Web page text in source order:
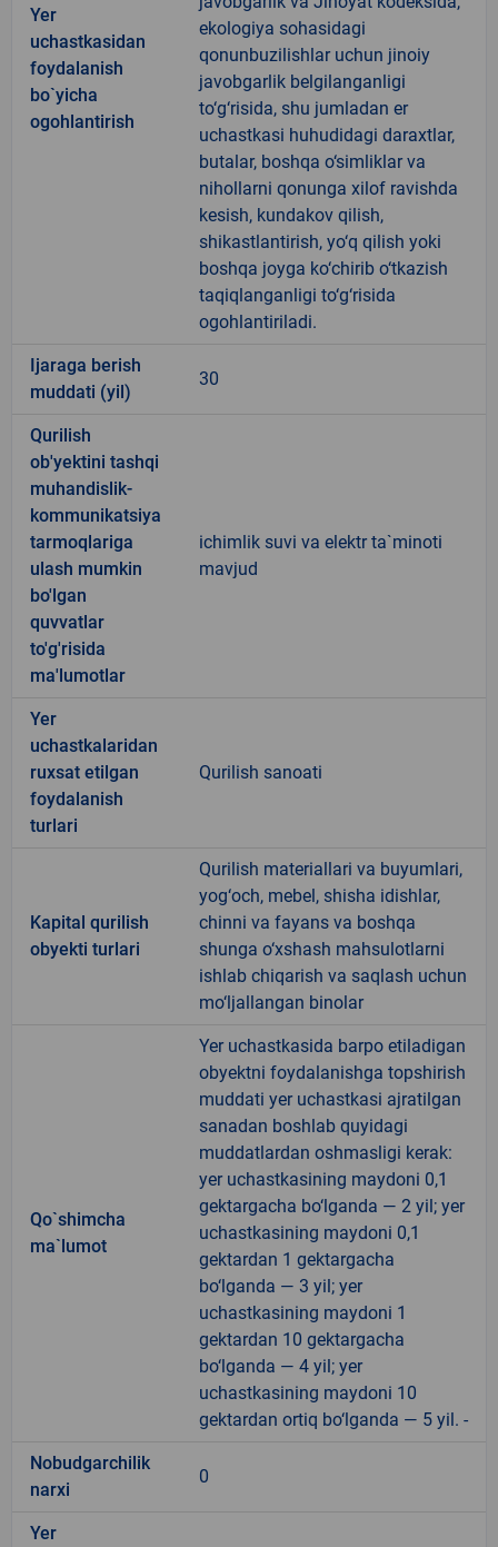
Yer
uchastkasidan
foydalanish
bo`yicha
ogohlantirish
ekologiya sohasidagi
qonunbuzilishlar uchun jinoiy
javobgarlik belgilanganligi
to‘g‘risida, shu jumladan er
uchastkasi huhudidagi daraxtlar,
butalar, boshqa o‘simliklar va
nihollarni qonunga xilof ravishda
kesish, kundakov qilish,
shikastlantirish, yo‘q qilish yoki
boshqa joyga ko‘chirib o‘tkazish
taqiqlanganligi to‘g‘risida
ogohlantiriladi.
Ijaraga berish
muddati (yil)
30
Qurilish
ob'yektini tashqi
muhandislik-
kommunikatsiya
tarmoqlariga
ulash mumkin
bo'lgan
quvvatlar
to'g'risida
ma'lumotlar
ichimlik suvi va elektr ta`minoti
mavjud
Yer
uchastkalaridan
ruxsat etilgan
foydalanish
turlari
Qurilish sanoati
Kapital qurilish
obyekti turlari
Qurilish materiallari va buyumlari,
yog‘och, mebel, shisha idishlar,
chinni va fayans va boshqa
shunga o‘xshash mahsulotlarni
ishlab chiqarish va saqlash uchun
mo‘ljallangan binolar
Qo`shimcha
ma`lumot
Yer uchastkasida barpo etiladigan
obyektni foydalanishga topshirish
muddati yer uchastkasi ajratilgan
sanadan boshlab quyidagi
muddatlardan oshmasligi kerak:
yer uchastkasining maydoni 0,1
gektargacha bo‘lganda — 2 yil; yer
uchastkasining maydoni 0,1
gektardan 1 gektargacha
bo‘lganda — 3 yil; yer
uchastkasining maydoni 1
gektardan 10 gektargacha
bo‘lganda — 4 yil; yer
uchastkasining maydoni 10
gektardan ortiq bo‘lganda — 5 yil. -
Nobudgarchilik
narxi
0
Yer